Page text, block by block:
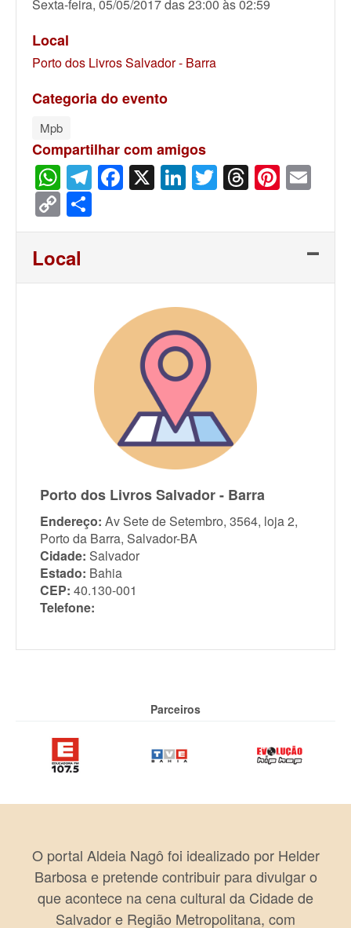
Sexta-feira, 05/05/2017 das 23:00 às 02:59
Local
Porto dos Livros Salvador - Barra
Categoria do evento
Mpb
Compartilhar com amigos
WhatsApp
Telegram
Facebook
X LinkedIn
Twitter
Threads
Copy
Link
Local
Porto dos Livros Salvador - Barra
Endereço: Av Sete de Setembro, 3564, loja 2,
Porto da Barra, Salvador-BA
Cidade: Salvador
Estado: Bahia
CEP: 40.130-001
Telefone:
Parceiros
O portal Aldeia Nagô foi idealizado por Helder
Barbosa e pretende contribuir para divulgar o
que acontece na cena cultural da Cidade de
Salvador e Região Metropolitana, com